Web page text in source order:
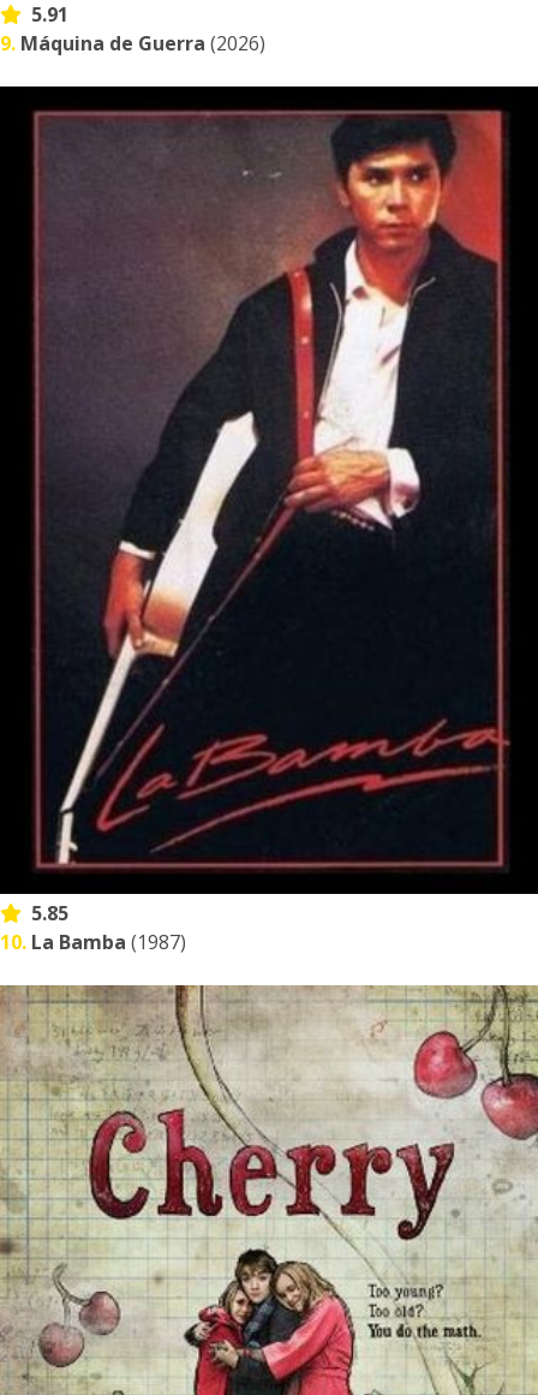
5.91
9. Máquina de Guerra (2026)
5.85
10. La Bamba (1987)